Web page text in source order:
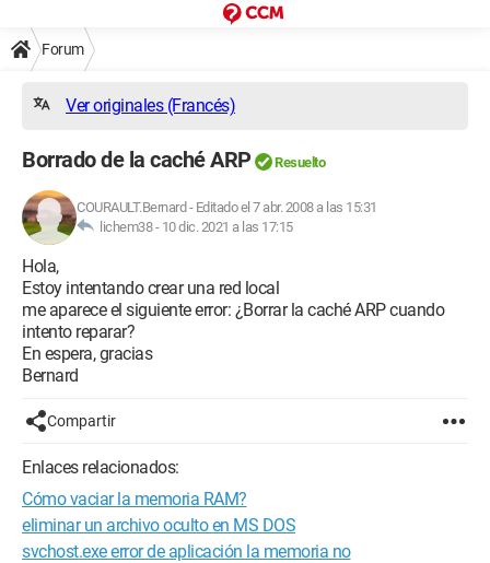
Forum
Ver originales (Francés)
Borrado de la caché ARP Resuelto
COURAULT.Bernard - Editado el 7 abr. 2008 a las 15:31
lichem38 - 10 dic. 2021 a las 17:15
Hola,
Estoy intentando crear una red local
me aparece el siguiente error: ¿Borrar la caché ARP cuando
intento reparar?
En espera, gracias
Bernard
Compartir
Enlaces relacionados:
Cómo vaciar la memoria RAM?
eliminar un archivo oculto en MS DOS
svchost.exe error de aplicación la memoria no